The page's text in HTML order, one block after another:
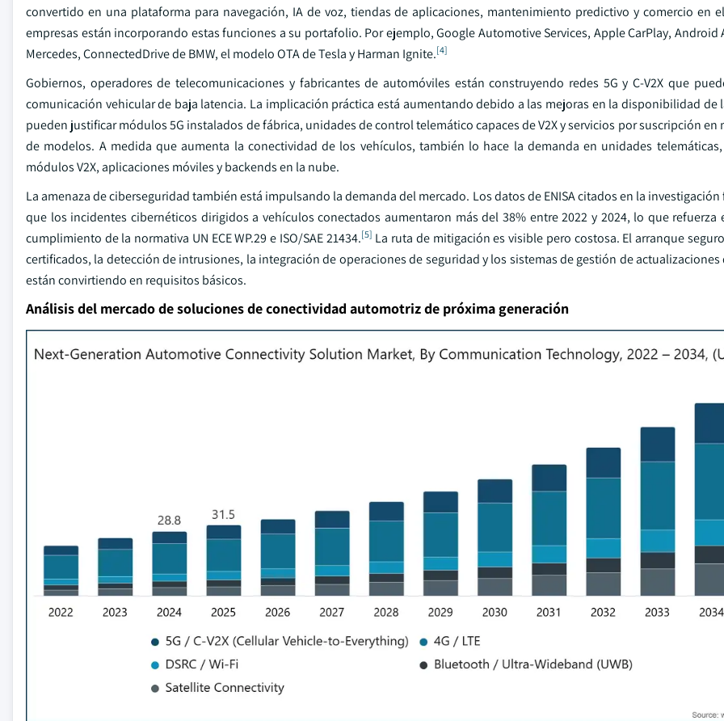
convertido en una plataforma para navegación, IA de voz, tiendas de aplicaciones, mantenimiento predictivo y comercio en
empresas están incorporando estas funciones a su portafolio. Por ejemplo, Google Automotive Services, Apple CarPlay, Android
Mercedes, ConnectedDrive de BMW, el modelo OTA de Tesla y Harman Ignite.[4]
Gobiernos, operadores de telecomunicaciones y fabricantes de automóviles están construyendo redes 5G y C-V2X que
comunicación vehicular de baja latencia. La implicación práctica está aumentando debido a las mejoras en la disponibilidad de
pueden justificar módulos 5G instalados de fábrica, unidades de control telemático capaces de V2X y servicios por suscripción en
de modelos. A medida que aumenta la conectividad de los vehículos, también lo hace la demanda en unidades telemáticas,
módulos V2X, aplicaciones móviles y backends en la nube.
La amenaza de ciberseguridad también está impulsando la demanda del mercado. Los datos de ENISA citados en la
que los incidentes cibernéticos dirigidos a vehículos conectados aumentaron más del 38% entre 2022 y 2024, lo que refuerza
cumplimiento de la normativa UN ECE WP.29 e ISO/SAE 21434.[5] La ruta de mitigación es visible pero costosa. El arranque
certificados, la detección de intrusiones, la integración de operaciones de seguridad y los sistemas de gestión de actualizaciones
están convirtiendo en requisitos básicos.
Análisis del mercado de soluciones de conectividad automotriz de próxima generación